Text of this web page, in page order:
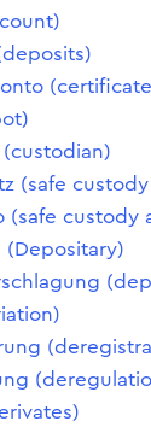
(safe
(safe custody
(Depositary)